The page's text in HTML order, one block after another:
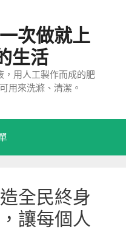
次做就上
生活
，用人工製作而成的肥
用來洗滌、清潔。
全民終身
讓每個人